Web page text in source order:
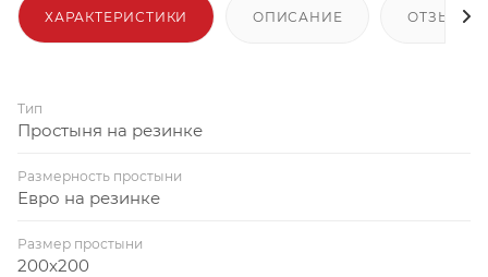
ХАРАКТЕРИСТИКИ ОПИСАНИЕ ОТЗЫВЫ
Тип
Простыня на резинке
Размерность простыни
Евро на резинке
Размер простыни
200x200